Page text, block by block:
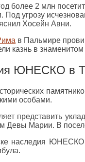
более 2 млн
угрозу
Хосейн Авни.
в Пальмире
казнь в
ЮНЕСКО в
особами.
представить
Девы Марии. В
наследия ЮНЕСКО